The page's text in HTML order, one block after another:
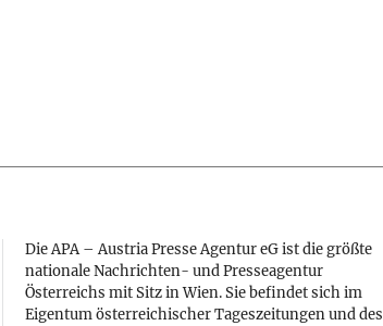
Die APA – Austria Presse Agentur eG ist die größte
nationale Nachrichten- und Presseagentur
Österreichs mit Sitz in Wien. Sie befindet sich im
Eigentum österreichischer Tageszeitungen und des